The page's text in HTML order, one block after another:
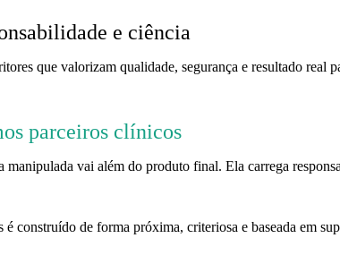
e ciência
que valorizam qualidade, segurança e resultado real
parceiros clínicos
vai além do produto final. Ela carrega
construído de forma próxima, criteriosa e baseada em